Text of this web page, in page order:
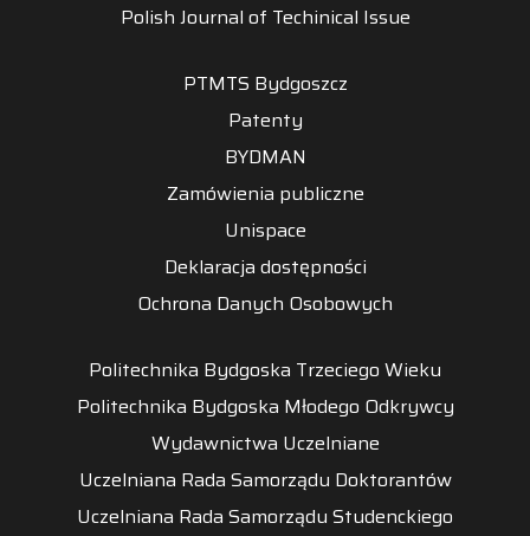
Polish Journal of Techinical Issue
PTMTS Bydgoszcz
Patenty
BYDMAN
Zamówienia publiczne
Unispace
Deklaracja dostępności
Ochrona Danych Osobowych
Politechnika Bydgoska Trzeciego Wieku
Politechnika Bydgoska Młodego Odkrywcy
Wydawnictwa Uczelniane
Uczelniana Rada Samorządu Doktorantów
Uczelniana Rada Samorządu Studenckiego